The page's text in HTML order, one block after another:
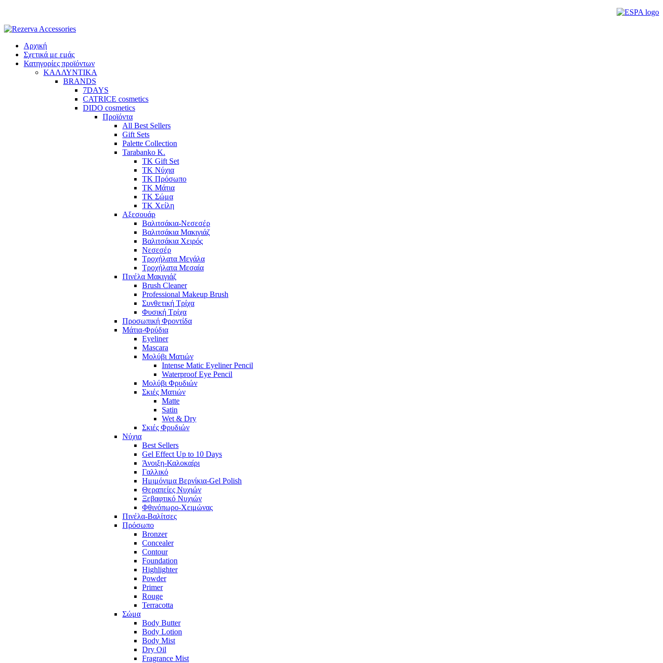
content
Αρχική
Σχετικά με εμάς
Κατηγορίες προϊόντων
ΚΑΛΛΥΝΤΙΚΑ
BRANDS
7DAYS
CATRICE cosmetics
DIDO cosmetics
Προϊόντα
All Best Sellers
Gift Sets
Palette Collection
Tarabanko K.
TK Gift Set
TK Νύχια
TK Πρόσωπο
ΤΚ Μάτια
ΤΚ Σώμα
ΤΚ Χείλη
Αξεσουάρ
Βαλιτσάκια-Νεσεσέρ
Βαλιτσάκια Μακιγιάζ
Βαλιτσάκια Χειρός
Νεσεσέρ
Τροχήλατα Μεγάλα
Τροχήλατα Μεσαία
Πινέλα Μακιγιάζ
Brush Cleaner
Professional Makeup Brush
Συνθετική Τρίχα
Φυσική Τρίχα
Προσωπική Φροντίδα
Μάτια-Φρύδια
Eyeliner
Mascara
Μολύβι Ματιών
Intense Matic Eyeliner Pencil
Waterproof Eye Pencil
Μολύβι Φρυδιών
Σκιές Ματιών
Matte
Satin
Wet & Dry
Σκιές Φρυδιών
Νύχια
Best Sellers
Gel Effect Up to 10 Days
Άνοιξη-Καλοκαίρι
Γαλλικό
Ημιμόνιμα Βερνίκια-Gel Polish
Θεραπείες Νυχιών
Ξεβαφτικό Νυχιών
Φθινόπωρο-Χειμώνας
Πινέλα-Βαλίτσες
Πρόσωπο
Bronzer
Concealer
Contour
Foundation
Highlighter
Powder
Primer
Rouge
Terracotta
Σώμα
Body Butter
Body Lotion
Body Mist
Dry Oil
Fragrance Mist